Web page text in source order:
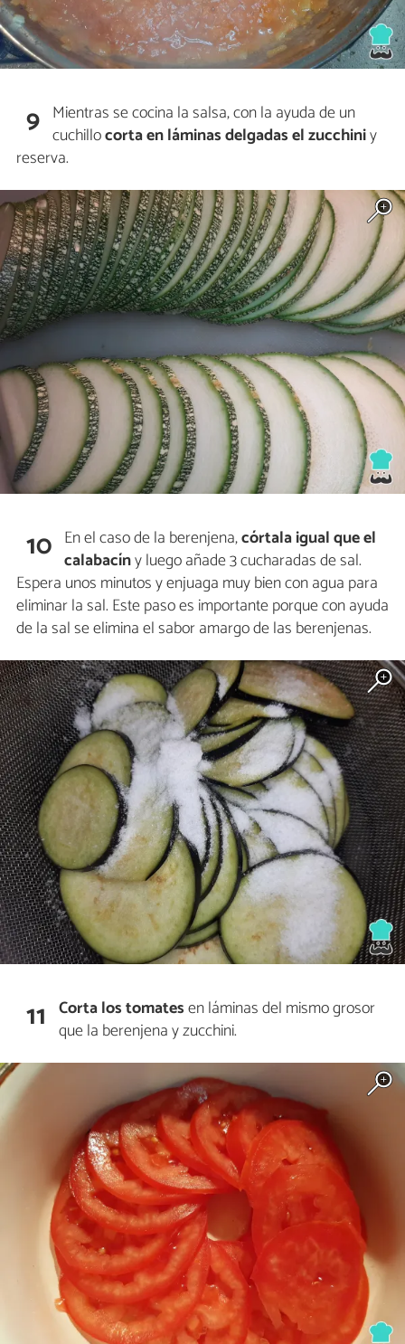
9 Mientras se cocina la salsa, con la ayuda de un
cuchillocorta en láminas delgadas el zucchiniy
reserva.
10 En el caso de la berenjena,córtala igual que el
calabacíny luego añade 3 cucharadas de sal.
Espera unos minutos y enjuaga muy bien con agua para
eliminar la sal. Este paso es importante porque con ayuda
de la sal se elimina el sabor amargo de las berenjenas.
11 Corta los tomatesen láminas del mismo grosor
que la berenjena y zucchini.